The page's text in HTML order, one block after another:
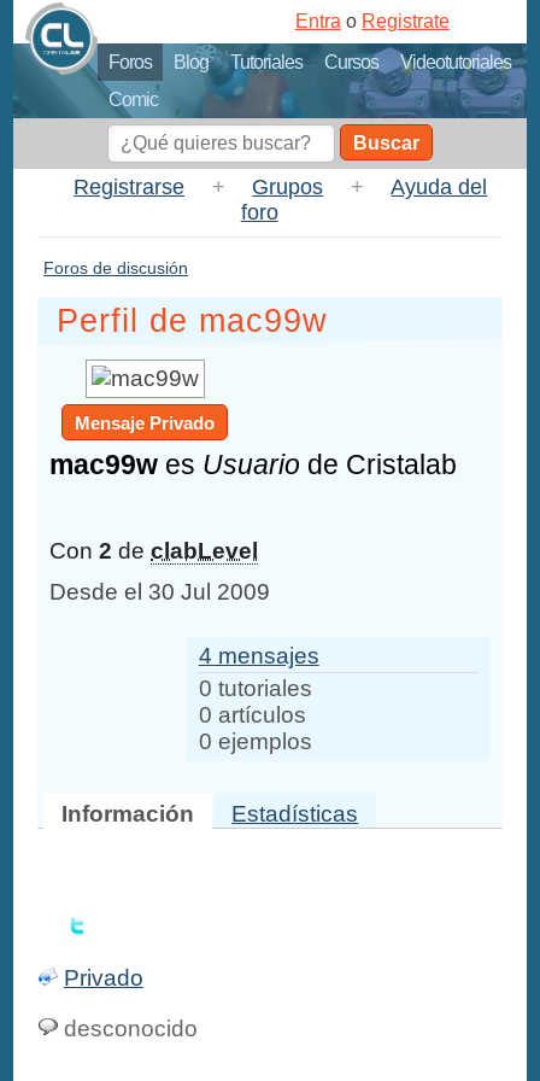
Foros Blog Tutoriales Cursos
Videotutoriales
Comic
Entra o Registrate
Buscar
Registrarse + Grupos +
Ayuda del
foro
Foros de discusión
Perfil de mac99w
Mensaje Privado
mac99w es Usuario de Cristalab
Con2 declabLevel
Desde el 30 Jul 2009
4 mensajes
0 tutoriales
0 artículos
0 ejemplos
Información Estadísticas
Privado
desconocido